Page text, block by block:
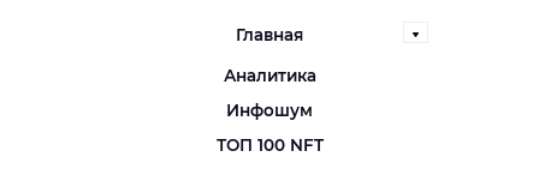
Главная
Аналитика
Инфошум
ТОП 100 NFT